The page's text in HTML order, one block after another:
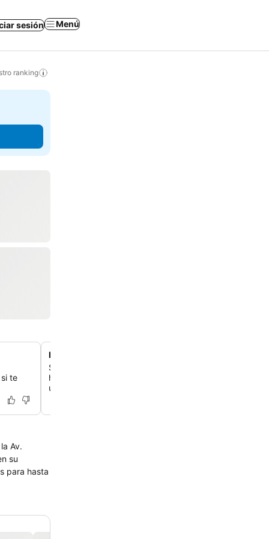
sesión Menú
ranking
te
Desayuno bufé internacional variado
Saborea un desayuno muy bien valorado que incluye
hechos, platos tradicionales mexicanos y opciones
un luminoso comedor.
Av.
su
para hasta